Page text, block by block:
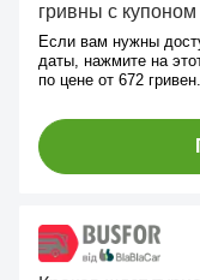
гривны с купоном
Если вам нужны
даты, нажмите на
по цене от 672 гривен.